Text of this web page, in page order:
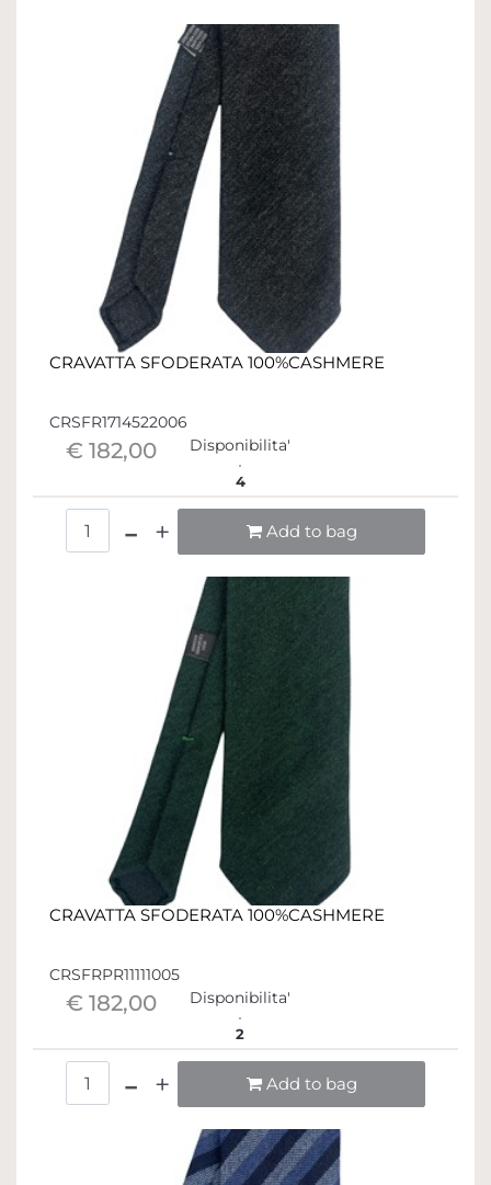
CRAVATTA SFODERATA 100%CASHMERE
CRSFR1714522006
€ 182,00 Disponibilita'
4
Add to bag
CRAVATTA SFODERATA 100%CASHMERE
CRSFRPR11111005
€ 182,00 Disponibilita'
2
Add to bag